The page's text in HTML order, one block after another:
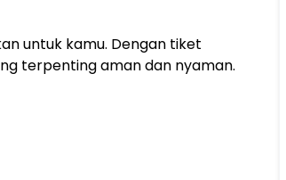
untuk kamu. Dengan tiket
terpenting aman dan nyaman.